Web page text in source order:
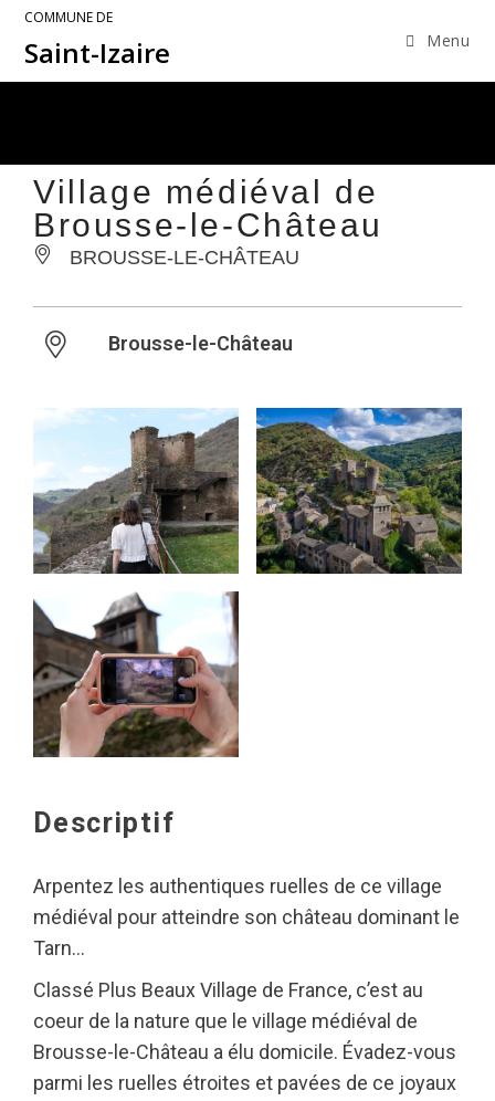
COMMUNE DE
Saint-Izaire Menu
Village médiéval de
Brousse-le-Château
BROUSSE-LE-CHÂTEAU
Brousse-le-Château
Descriptif
Arpentez les authentiques ruelles de ce village
médiéval pour atteindre son château dominant le
Tarn…
Classé Plus Beaux Village de France, c’est au
coeur de la nature que le village médiéval de
Brousse-le-Château a élu domicile. Évadez-vous
parmi les ruelles étroites et pavées de ce joyaux